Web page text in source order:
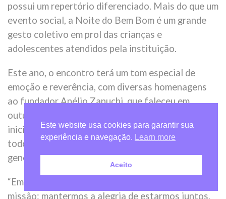
possui um repertório diferenciado. Mais do que um
evento social, a Noite do Bem Bom é um grande
gesto coletivo em prol das crianças e
adolescentes atendidos pela instituição.
Este ano, o encontro terá um tom especial de
emoção e reverência, com diversas homenagens
ao fundador Anélio Zanuchi, que faleceu em
outubro de 2024. Anélio foi um dos pilares da
iniciativa e, por mais de três décadas, inspirou
todos ao seu redor com seu comprometimento e
generosidade.
“Em especial este ano, temos uma importante
missão: mantermos a alegria de estarmos juntos,
Este website usa cookies para garantir sua
experiência e navegação.
Learn more
Aceito